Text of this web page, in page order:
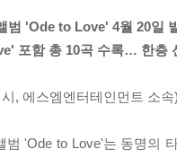
범 'Ode to Love' 4월 20일
포함 총 10곡 수록… 한층
, 에스엠엔터테인먼트 소
범 'Ode to Love'는 동명의